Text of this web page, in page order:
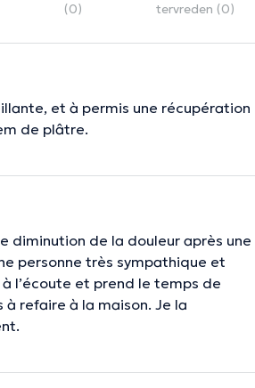
(0)
tervreden (0)
et à permis une récupération
de plâtre.
diminution de la douleur après une
personne très sympathique et
l’écoute et prend le temps de
à refaire à la maison. Je la